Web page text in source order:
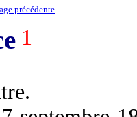
précédente
1